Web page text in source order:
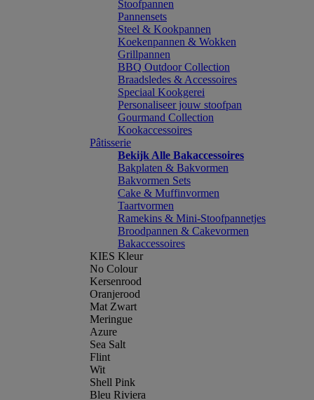
Stoofpannen
Pannensets
Steel & Kookpannen
Koekenpannen & Wokken
Grillpannen
BBQ Outdoor Collection
Braadsledes & Accessoires
Speciaal Kookgerei
Personaliseer jouw stoofpan
Gourmand Collection
Kookaccessoires
Pâtisserie
Bekijk Alle Bakaccessoires
Bakplaten & Bakvormen
Bakvormen Sets
Cake & Muffinvormen
Taartvormen
Ramekins & Mini-Stoofpannetjes
Broodpannen & Cakevormen
Bakaccessoires
KIES Kleur
No Colour
Kersenrood
Oranjerood
Mat Zwart
Meringue
Azure
Sea Salt
Flint
Wit
Shell Pink
Bleu Riviera